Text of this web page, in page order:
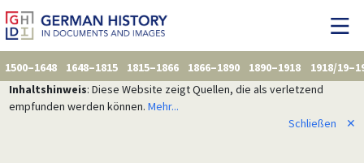
1500–1648 1648–1815 1815–1866 1866–1890 1890–1918
1918/
Inhaltshinweis: Diese Website zeigt Quellen, die als verletzend
empfunden werden können. Mehr...
Schließen
✕